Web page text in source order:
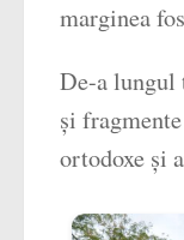
marginea
De-a lungul
și
ortodoxe și